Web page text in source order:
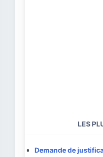
LES
Demande de